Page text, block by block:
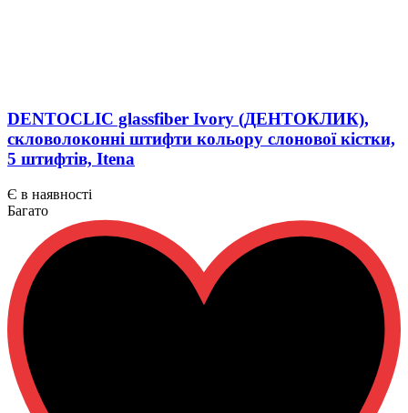
DENTOCLIC glassfiber Ivory (ДЕНТОКЛИК),
скловолоконні штифти кольору слонової кістки,
5 штифтів, Itena
Є в наявності
Багато